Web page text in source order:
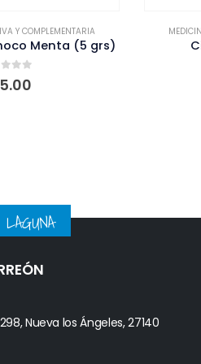
Y COMPLEMENTARIA
(10 ml.)
of 5
Nueva los Ángeles, 27140